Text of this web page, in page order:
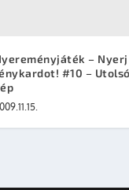
– Nyerj
#10 – Utolsó